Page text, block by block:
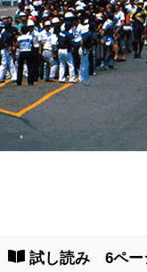
試し読み 6ペー